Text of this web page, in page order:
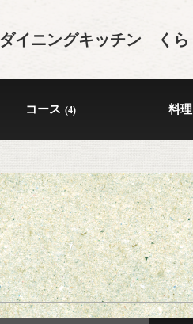
ダイニングキッチン くら
コース (4) 料理